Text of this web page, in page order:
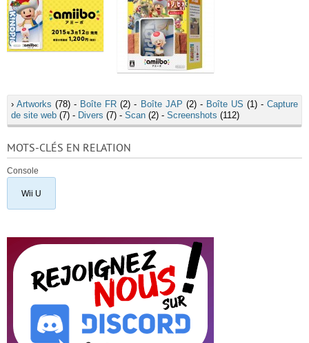
›Artworks (78) - Boîte FR (2) - Boîte JAP (2) - Boîte US (1) - Capture
de site web (7) - Divers (7) - Scan (2) - Screenshots (112)
MOTS-CLÉS EN RELATION
Console
Wii U